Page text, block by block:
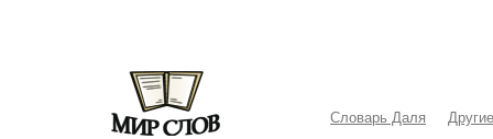
Словарь Даля